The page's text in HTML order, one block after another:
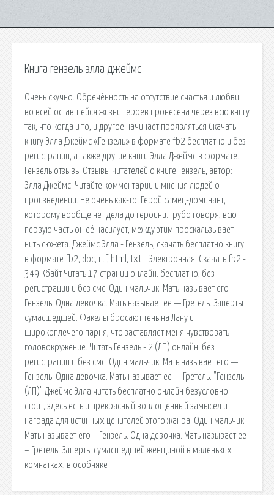
Книга гензель элла джеймс
Очень скучно. Обречённость на отсутствие счастья и любви
во всей оставшейся жизни героев пронесена через всю книгу
так, что когда и то, и другое начинает проявляться Скачать
книгу Элла Джеймс «Гензель» в формате fb2 бесплатно и без
регистрации, а также другие книги Элла Джеймс в формате.
Гензель отзывы Отзывы читателей о книге Гензель, автор:
Элла Джеймс. Читайте комментарии и мнения людей о
произведении. Не очень как-то. Герой самец-доминант,
которому вообще нет дела до героини. Грубо говоря, всю
первую часть он её насилует, между этим проскальзывает
нить сюжета. Джеймс Элла - Гензель, скачать бесплатно книгу
в формате fb2, doc, rtf, html, txt :: Электронная. Cкачать fb2 -
349 Кбайт Читать 17 страниц онлайн. бесплатно, без
регистрации и без смс. Один мальчик. Мать называет его —
Гензель. Одна девочка. Мать называет ее — Гретель. Заперты
сумасшедшей. Факелы бросают тень на Лану и
широкоплечего парня, что заставляет меня чувствовать
головокружение. Читать Гензель - 2 (ЛП) онлайн. без
регистрации и без смс. Один мальчик. Мать называет его —
Гензель. Одна девочка. Мать называет ее — Гретель. "Гензель
(ЛП)" Джеймс Элла читать бесплатно онлайн безусловно
стоит, здесь есть и прекрасный воплощенный замысел и
награда для истинных ценителей этого жанра. Один мальчик.
Мать называет его – Гензель. Одна девочка. Мать называет ее
– Гретель. Заперты сумасшедшей женщиной в маленьких
комнатках, в особняке